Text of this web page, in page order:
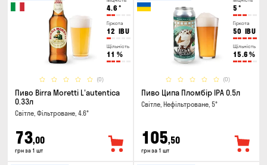
4.6 °
Гіркота
12 IBU
Щільність
11 %
(0)
Пиво Birra Moretti L'autentica
0.33л
Світле, Фільтроване, 4.6°
73,00
грн за 1 шт
5 °
Гіркота
50 IBU
Щільність
15.6 %
(0)
Пиво Ципа Пломбір IPA 0.5л
Світле, Нефільтроване, 5°
105,50
грн за 1 шт